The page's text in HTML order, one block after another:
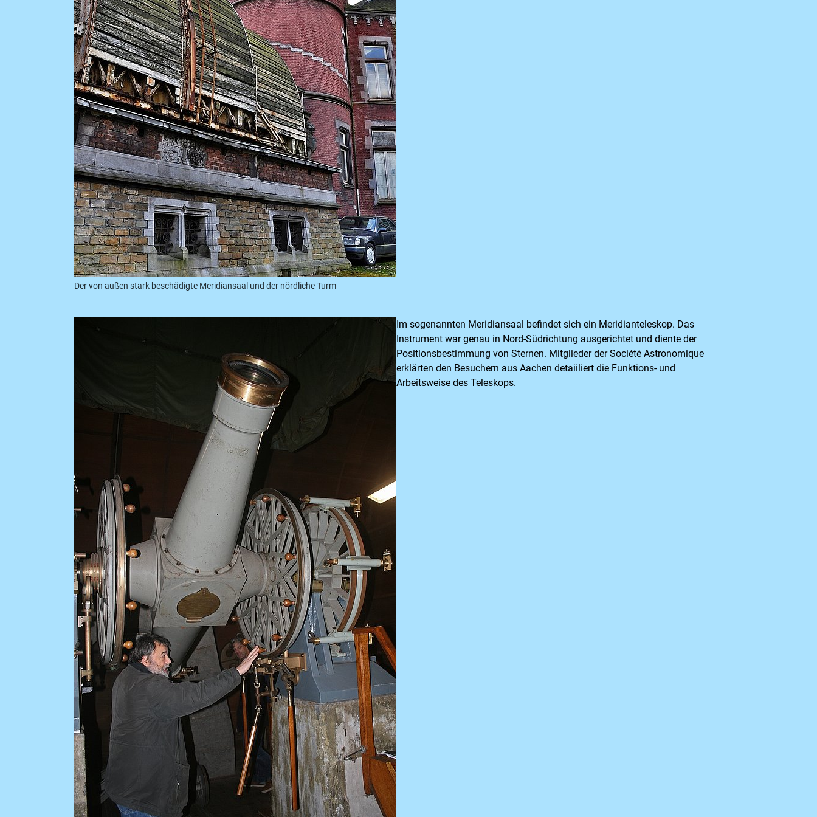
Der von außen stark beschädigte Meridiansaal und der nördliche Turm
Im sogenannten Meridiansaal befindet sich ein Meridianteleskop. Das
Instrument war genau in Nord-Südrichtung ausgerichtet und diente der
Positionsbestimmung von Sternen. Mitglieder der Société Astronomique
erklärten den Besuchern aus Aachen detaiiliert die Funktions- und
Arbeitsweise des Teleskops.